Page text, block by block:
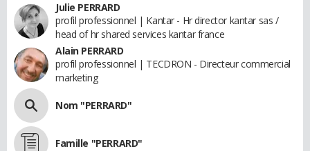
Julie PERRARD
profil professionnel | Kantar - Hr director kantar sas /
head of hr shared services kantar france
Alain PERRARD
profil professionnel | TECDRON - Directeur commercial
marketing
Nom "PERRARD"
Famille "PERRARD"